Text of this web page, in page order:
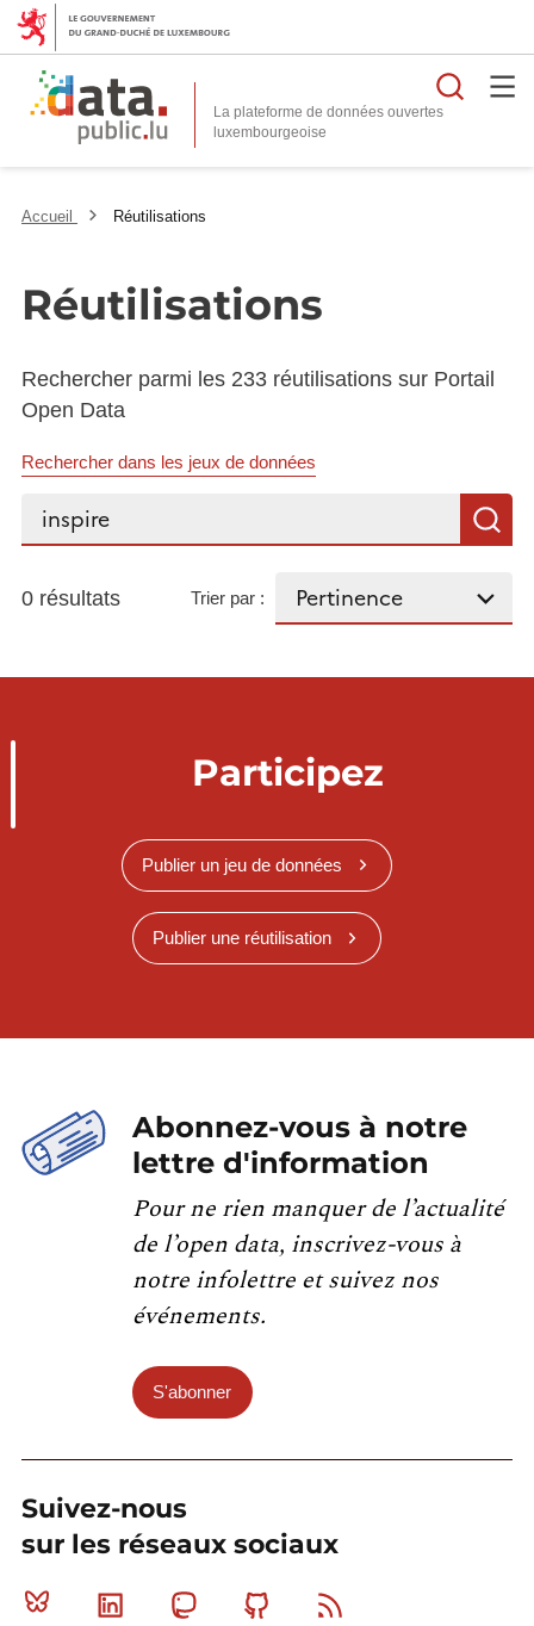
La plateforme de données ouvertes
Accueil Réutilisations
Réutilisations
Rechercher parmi les 233 réutilisations sur Portail
Open Data
Rechercher dans les jeux de données
Rechercher...
0 résultats Trier par :
Participez
Publier un jeu de données
Publier une réutilisation
Abonnez-vous à notre
lettre d'information
Pour ne rien manquer de l’actualité
de l’open data, inscrivez-vous à
notre infolettre et suivez nos
événements.
S'abonner
Suivez-nous
sur les réseaux sociaux
Bluesky Linkedin MastodonGithub